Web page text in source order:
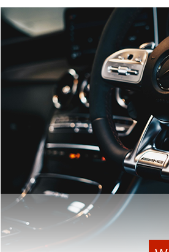
proaktiver Ansatz baut nicht nur die
Zusammenarbeit, die für alle Beteiligten
Substanzielle Arbeit statt Selfies auf
Der Aufbau von Vertrauen ist
ist das Kapital, in das Gründerinnen am
Vertrauensverhältnis ermöglicht nicht nur
Ergebnisse der Zusammenarbeit. Um
entscheidend, als zuverlässige,
liefern, als man verspricht – gemäß dem
Während oberflächliche
inhaltliche Arbeit von unschätzbarem
einem relevanten Bereich ergänzt
besten ist es, wenn Investor*innen von
aufmerksam werden.
Schnell und gründlich vorbereitet sein
In der Start-up-Welt zählt jede Sekunde.
lassen, sobald ein(e) Investor*in